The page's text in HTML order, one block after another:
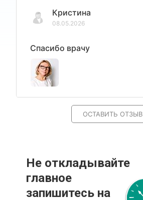
Кристина
08.05.2026
Спасибо врачу
ОСТАВИТЬ ОТЗЫВ
Не откладывайте
главное
запишитесь на